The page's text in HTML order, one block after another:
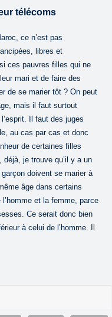
télécoms
ce n’est pas
libres et
ces pauvres filles qui ne
mari et de faire des
de se marier tôt ? On peut
mais il faut surtout
Il faut des juges
au cas par cas et donc
de certaines filles
je trouve qu’il y a un
doivent se marier à
âge dans certains
et la femme, parce
Ce serait donc bien
à celui de l’homme. Il